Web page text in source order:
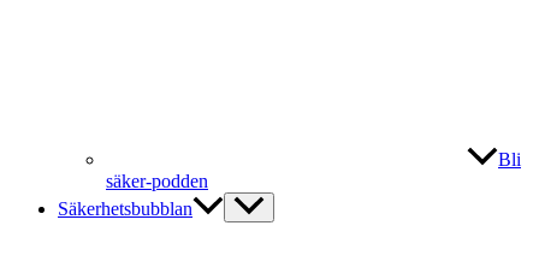
Bli
säker-podden
Säkerhetsbubblan